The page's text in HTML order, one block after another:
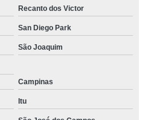
Recanto dos Victor
San Diego Park
São Joaquim
Campinas
Itu